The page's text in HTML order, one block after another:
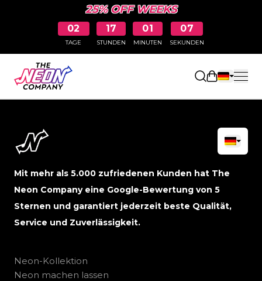
25% OFF WEEKS
02
TAGE
17
STUNDEN
01
MINUTEN
07
SEKUNDEN
Mit mehr als 5.000 zufriedenen Kunden hat The
Neon Company eine Google-Bewertung von 5
Sternen und garantiert jederzeit beste Qualität,
Service und Zuverlässigkeit.
Neon-Kollektion
Neon machen lassen